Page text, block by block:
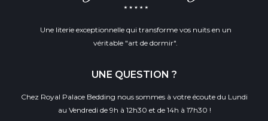
Une literie exceptionnelle qui transforme vos nuits en un
véritable "art de dormir".
UNE QUESTION ?
Chez Royal Palace Bedding nous sommes à votre écoute du Lundi
au Vendredi de 9h à 12h30 et de 14h à 17h30 !